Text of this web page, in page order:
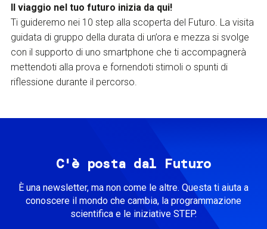
Il viaggio nel tuo futuro inizia da qui!
Ti guideremo nei 10 step alla scoperta del Futuro. La visita
guidata di gruppo della durata di un’ora e mezza si svolge
con il supporto di uno smartphone che ti accompagnerà
mettendoti alla prova e fornendoti stimoli o spunti di
riflessione durante il percorso.
C'è posta dal Futuro
È una newsletter, ma non come le altre. Questa ti aiuta a
conoscere il mondo che cambia, la programmazione
scientifica e le iniziative STEP.